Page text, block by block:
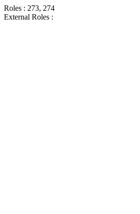
Roles : 273, 274
External Roles :